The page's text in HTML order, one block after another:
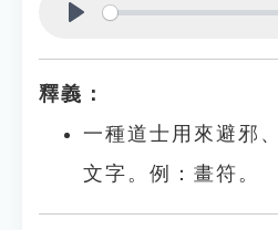
釋義：
一種道士用來避邪
文字。例：畫符。